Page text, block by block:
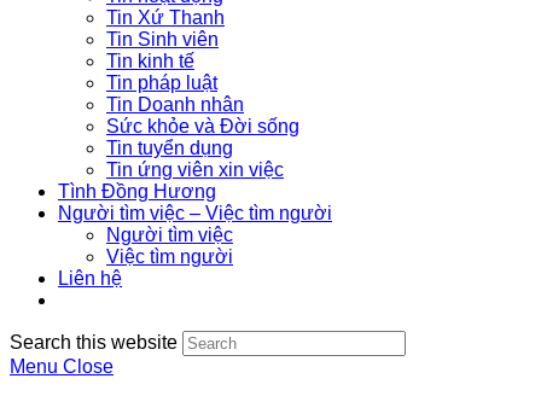
Tin Xứ Thanh
Tin Sinh viên
Tin kinh tế
Tin pháp luật
Tin Doanh nhân
Sức khỏe và Đời sống
Tin tuyển dụng
Tin ứng viên xin việc
Tình Đồng Hương
Người tìm việc – Việc tìm người
Người tìm việc
Việc tìm người
Liên hệ
Search this website
Menu Close